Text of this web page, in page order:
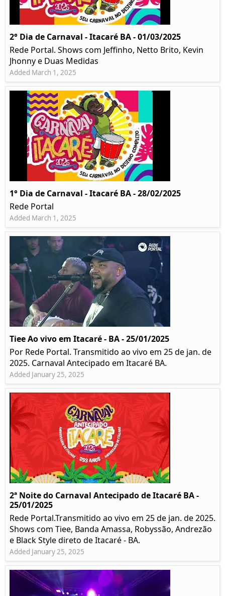
2° Dia de Carnaval - Itacaré BA - 01/03/2025
Rede Portal. Shows com Jeffinho, Netto Brito, Kevin
Jhonny e Duas Medidas
Added March 1, 2025
1° Dia de Carnaval - Itacaré BA - 28/02/2025
Rede Portal
Added March 1, 2025
Tiee Ao vivo em Itacaré - BA - 25/01/2025
Por Rede Portal. Transmitido ao vivo em 25 de jan. de
2025. Carnaval Antecipado em Itacaré BA.
Added January 25, 2025
2ª Noite do Carnaval Antecipado de Itacaré BA -
25/01/2025
Rede Portal.Transmitido ao vivo em 25 de jan. de 2025.
Shows com Tiee, Banda Amassa, Robyssão, Andrezão
e Black Style direto de Itacaré - BA.
Added January 25, 2025